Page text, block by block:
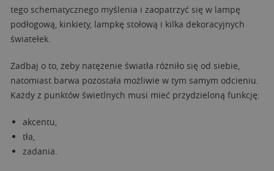
tego schematycznego myślenia i zaopatrzyć się w lampę
podłogową, kinkiety, lampkę stołową i kilka dekoracyjnych
światełek.
Zadbaj o to, żeby natężenie światła różniło się od siebie,
natomiast barwa pozostała możliwie w tym samym odcieniu.
Każdy z punktów świetlnych musi mieć przydzieloną funkcję:
akcentu,
tła,
zadania.